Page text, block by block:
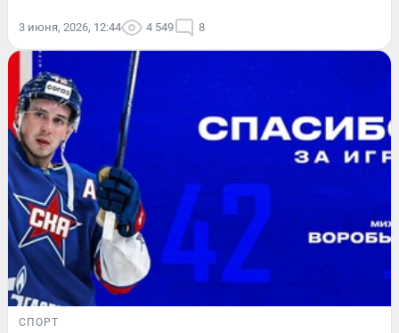
3 июня, 2026, 12:44 4 549 8
СПОРТ